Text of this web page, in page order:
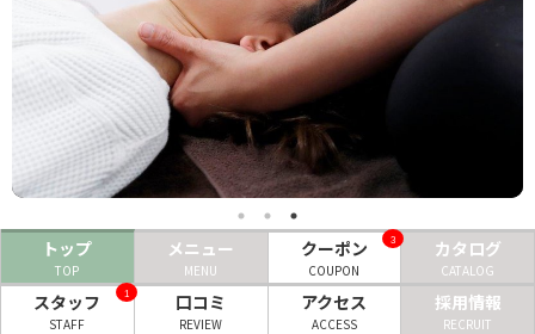
現在地から探す
ヘアサロン
ネイルサロン
まつげサロン
リラクゼーションサロン
美容クリニック
トップ
TOP
メニュー
MENU
クーポン
COUPON
3 カタログ
CATALOG
スタッフ
STAFF
1 口コミ
REVIEW
アクセス
ACCESS
採用情報
RECRUIT